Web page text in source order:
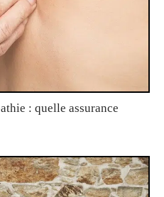
: quelle assurance